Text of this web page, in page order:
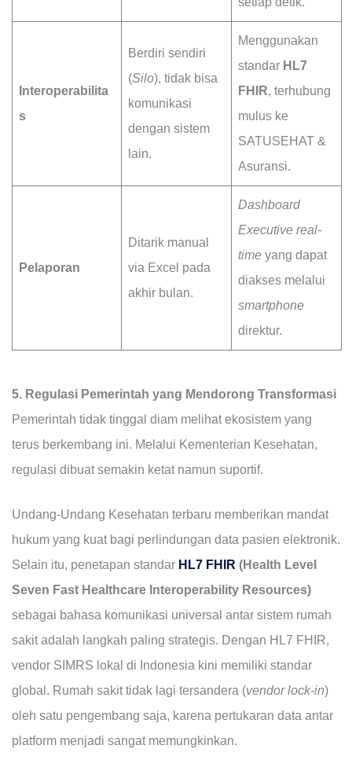
Interoperabilita
s
Berdiri sendiri
(Silo), tidak bisa
komunikasi
dengan sistem
lain.
Menggunakan
standar HL7
FHIR, terhubung
mulus ke
SATUSEHAT &
Asuransi.
Pelaporan
Ditarik manual
via Excel pada
akhir bulan.
Dashboard
Executive real-
timeyang dapat
diakses melalui
smartphone
direktur.
5. Regulasi Pemerintah yang Mendorong Transformasi
Pemerintah tidak tinggal diam melihat ekosistem yang
terus berkembang ini. Melalui Kementerian Kesehatan,
regulasi dibuat semakin ketat namun suportif.
Undang-Undang Kesehatan terbaru memberikan mandat
hukum yang kuat bagi perlindungan data pasien elektronik.
Selain itu, penetapan standar HL7 FHIR (Health Level
Seven Fast Healthcare Interoperability Resources)
sebagai bahasa komunikasi universal antar sistem rumah
sakit adalah langkah paling strategis. Dengan HL7 FHIR,
vendor SIMRS lokal di Indonesia kini memiliki standar
global. Rumah sakit tidak lagi tersandera (vendor lock-in)
oleh satu pengembang saja, karena pertukaran data antar
platform menjadi sangat memungkinkan.